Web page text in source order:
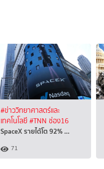
#ข่าววิทยาศาสตร์และ
เทคโนโลยี#TNN ช่อง16
SpaceX รายได้โต 92% …
71